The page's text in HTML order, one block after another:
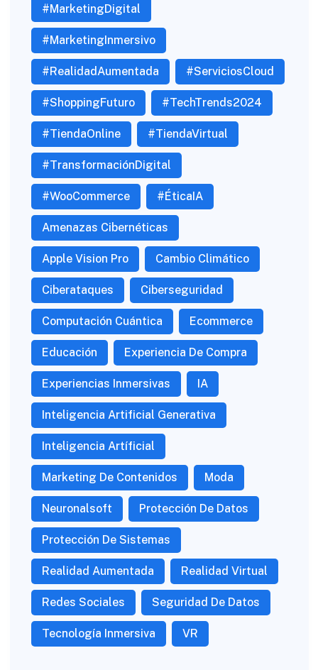
#MarketingDigital
#MarketingInmersivo
#RealidadAumentada #ServiciosCloud
#ShoppingFuturo #TechTrends2024
#TiendaOnline #TiendaVirtual
#TransformaciónDigital
#WooCommerce #ÉticaIA
Amenazas Cibernéticas
Apple Vision Pro Cambio Climático
Ciberataques Ciberseguridad
Computación Cuántica Ecommerce
Educación Experiencia De Compra
Experiencias Inmersivas IA
Inteligencia Artificial Generativa
Inteligencia Artíficial
Marketing De Contenidos Moda
Neuronalsoft Protección De Datos
Protección De Sistemas
Realidad Aumentada Realidad Virtual
Redes Sociales Seguridad De Datos
Tecnología Inmersiva VR